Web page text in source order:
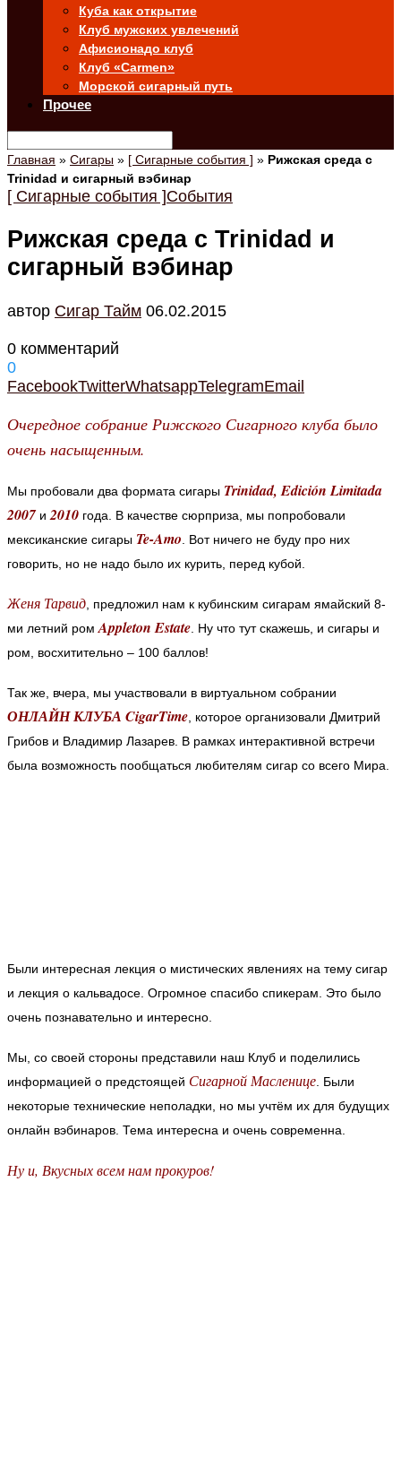
Куба как открытие
Клуб мужских увлечений
Афисионадо клуб
Клуб «Carmen»
Морской сигарный путь
Прочее
Главная » Сигары » [ Сигарные события ] » Рижская среда с
Trinidad и сигарный вэбинар
[ Сигарные события ]События
Рижская среда с Trinidad и
сигарный вэбинар
автор Cигар Тайм 06.02.2015
0 комментарий
0
FacebookTwitterWhatsappTelegramEmail
Очередное собрание Рижского Сигарного клуба было
очень насыщенным.
Мы пробовали два формата сигары Trinidad, Edición Limitada
2007и 2010 года. В качестве сюрприза, мы попробовали
мексиканские сигары Te-Amo . Вот ничего не буду про них
говорить, но не надо было их курить, перед кубой.
Женя Тарвид , предложил нам к кубинским сигарам ямайский 8-
ми летний ром Appleton Estate . Ну что тут скажешь, и сигары и
ром, восхитительно – 100 баллов!
Так же, вчера, мы участвовали в виртуальном собрании
ОНЛАЙН КЛУБА CigarTime , которое организовали Дмитрий
Грибов и Владимир Лазарев. В рамках интерактивной встречи
была возможность пообщаться любителям сигар со всего Мира.
Были интересная лекция о мистических явлениях на тему сигар
и лекция о кальвадосе. Огромное спасибо спикерам. Это было
очень познавательно и интересно.
Мы, со своей стороны представили наш Клуб и поделились
информацией о предстоящей Сигарной Масленице . Были
некоторые технические неполадки, но мы учтём их для будущих
онлайн вэбинаров. Тема интересна и очень современна.
Ну и, Вкусных всем нам прокуров!